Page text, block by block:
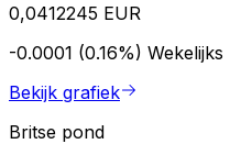
0,0412245 EUR
-0.0001 (0.16%) Wekelijks
Bekijk grafiek
Britse pond